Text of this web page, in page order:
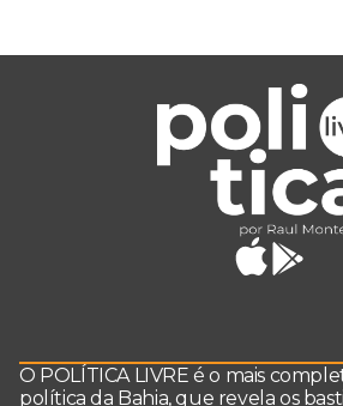
O POLÍTICA LIVRE é o mais
política da Bahia, que revela os